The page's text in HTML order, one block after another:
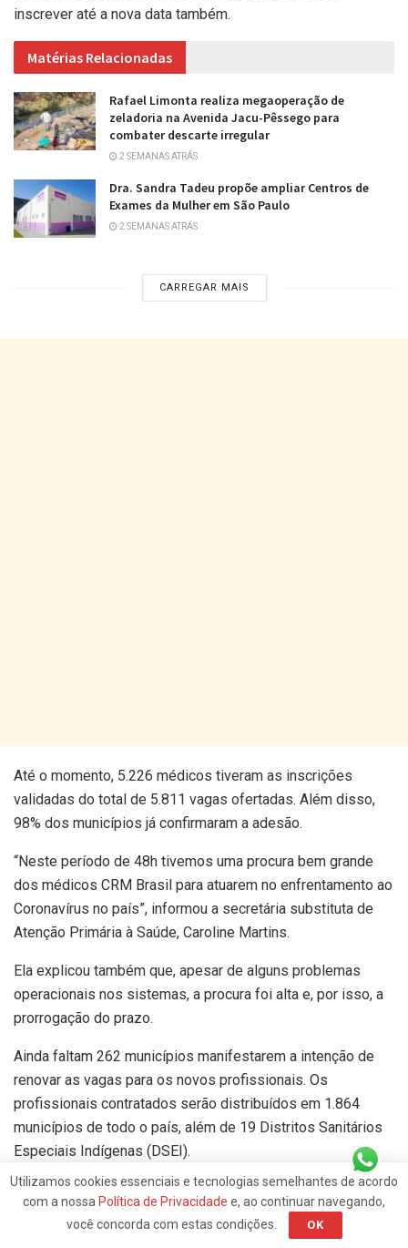
inscrever até a nova data também.
Matérias Relacionadas
Rafael Limonta realiza megaoperação de
zeladoria na Avenida Jacu-Pêssego para
combater descarte irregular
2 SEMANAS ATRÁS
Dra. Sandra Tadeu propõe ampliar Centros de
Exames da Mulher em São Paulo
2 SEMANAS ATRÁS
CARREGAR MAIS
Até o momento, 5.226 médicos tiveram as inscrições
validadas do total de 5.811 vagas ofertadas. Além disso,
98% dos municípios já confirmaram a adesão.
“Neste período de 48h tivemos uma procura bem grande
dos médicos CRM Brasil para atuarem no enfrentamento ao
Coronavírus no país”, informou a secretária substituta de
Atenção Primária à Saúde, Caroline Martins.
Ela explicou também que, apesar de alguns problemas
operacionais nos sistemas, a procura foi alta e, por isso, a
prorrogação do prazo.
Ainda faltam 262 municípios manifestarem a intenção de
renovar as vagas para os novos profissionais. Os
profissionais contratados serão distribuídos em 1.864
municípios de todo o país, além de 19 Distritos Sanitários
Especiais Indígenas (DSEI).
Capitais e grandes centros urbanos voltam a fazer parte do
programa, que vinha priorizando municípios mais carentes.
A mudança ocorre porque grandes cidades, com maior
Utilizamos cookies essenciais e tecnologias semelhantes de acordo
com a nossa Política de Privacidade e, ao continuar navegando,
você concorda com estas condições.
OK